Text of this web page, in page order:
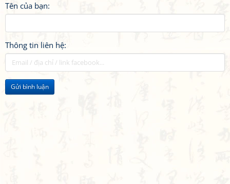
Tên của bạn:
Thông tin liên hệ:
Gửi bình luận